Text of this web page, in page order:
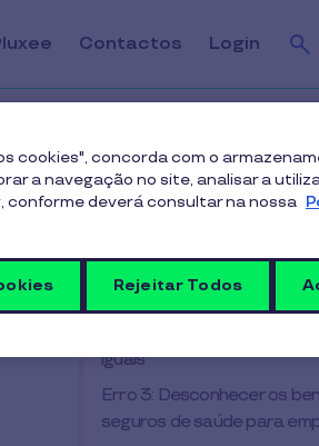
Contactos Login
caro aos empresários (e como
ignorar a proteção real
iguais
Erro 3: Desconhecer os
seguros de saúde para
cookies", concorda com o
a navegação no site, analisar a
conforme deverá consultar na nossa
Rejeitar Todos